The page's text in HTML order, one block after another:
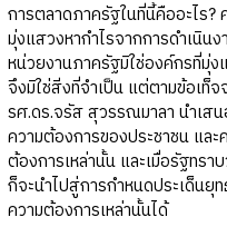
การตลาดภาครัฐในที่นี้คืออะไร?
มุ่งแสวงหากำไรจากการดำเนิน
หน่วยงานภาครัฐมิใช่องค์กรที่มุ่ง
จึงมิใช่สิ่งที่จำเป็น แต่ตามข้อเท็
รศ.ดร.จรัส สุวรรณมาลา นำเส
ความต้องการของประชาชน แ
ต้องการเหล่านั้น และเมื่อรัฐทร
ก็จะนำไปสู่การกำหนดประเด็น
ความต้องการเหล่านั้นได้